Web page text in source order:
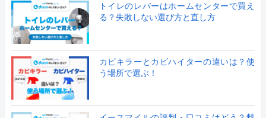
トイレのレバーはホームセンターで買え
る？失敗しない選び方と直し方
カビキラーとカビハイターの違いは？使
う場所で選ぶ！